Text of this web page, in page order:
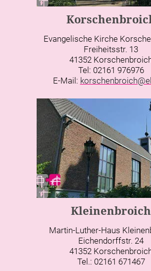
Evangelische Kirche
Freiheitsstr. 13
41352
Tel: 02161 976976
E-Mail:
Kleinenbroich
Martin-Luther-Haus
Eichendorffstr. 24
41352
Tel.: 02161 671467